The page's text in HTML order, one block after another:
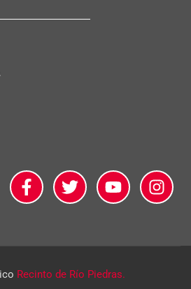
Recinto de Río Piedras.